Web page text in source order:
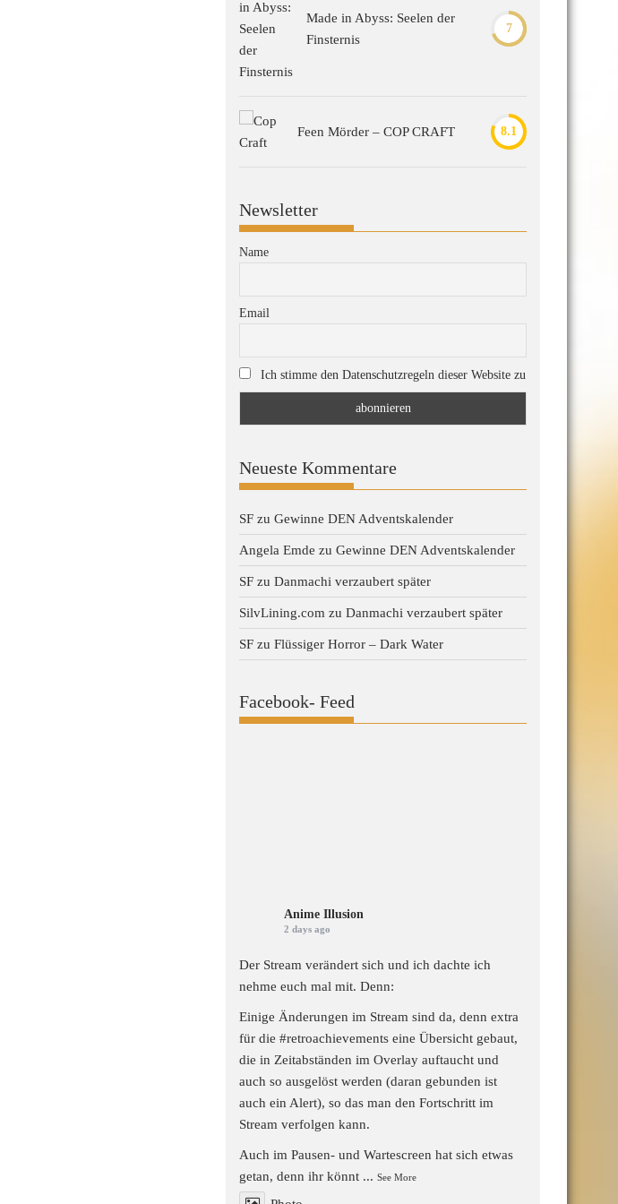
Made in Abyss: Seelen der
Finsternis
7
Feen Mörder – COP CRAFT 8.1
Newsletter
Name
Email
Ich stimme den Datenschutzregeln dieser Website zu
Neueste Kommentare
SF zu Gewinne DEN Adventskalender
Angela Emde zu Gewinne DEN Adventskalender
SF zu Danmachi verzaubert später
SilvLining.com zu Danmachi verzaubert später
SF zu Flüssiger Horror – Dark Water
Facebook- Feed
Anime Illusion
2 days ago
Der Stream verändert sich und ich dachte ich
nehme euch mal mit. Denn:
Einige Änderungen im Stream sind da, denn extra
für die #retroachievements eine Übersicht gebaut,
die in Zeitabständen im Overlay auftaucht und
auch so ausgelöst werden (daran gebunden ist
auch ein Alert), so das man den Fortschritt im
Stream verfolgen kann.
Auch im Pausen- und Wartescreen hat sich etwas
getan, denn ihr könnt ... See More